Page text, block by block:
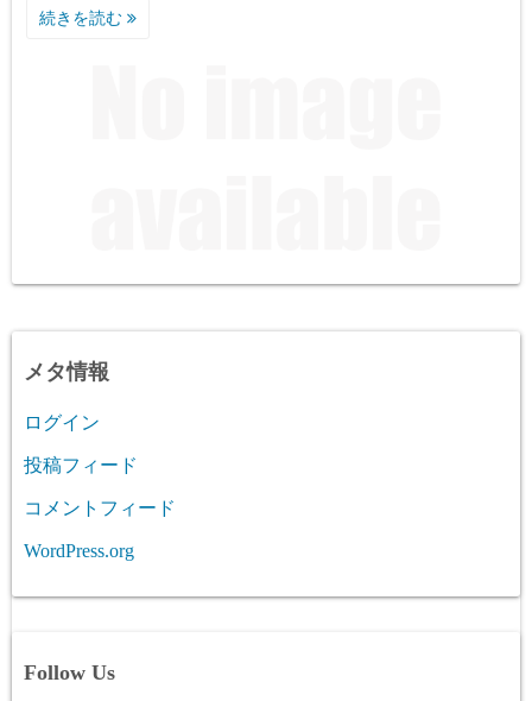
続きを読む
メタ情報
ログイン
投稿フィード
コメントフィード
WordPress.org
Follow Us